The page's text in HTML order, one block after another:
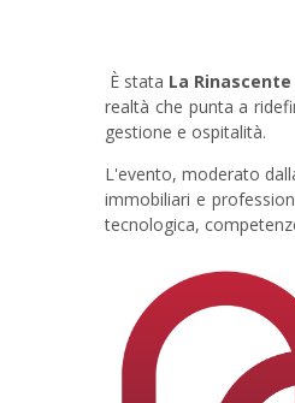
È stata La
realtà che punta a
gestione e ospitalità.
L'evento, moderato
immobiliari e
tecnologica,